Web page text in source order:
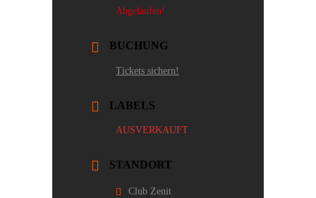
Abgelaufen!
BUCHUNG
Tickets sichern!
LABELS
AUSVERKAUFT
STANDORT
Club Zenit